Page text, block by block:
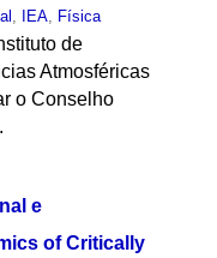
, IEA, Física
de
Atmosféricas
o Conselho
e
of Critically